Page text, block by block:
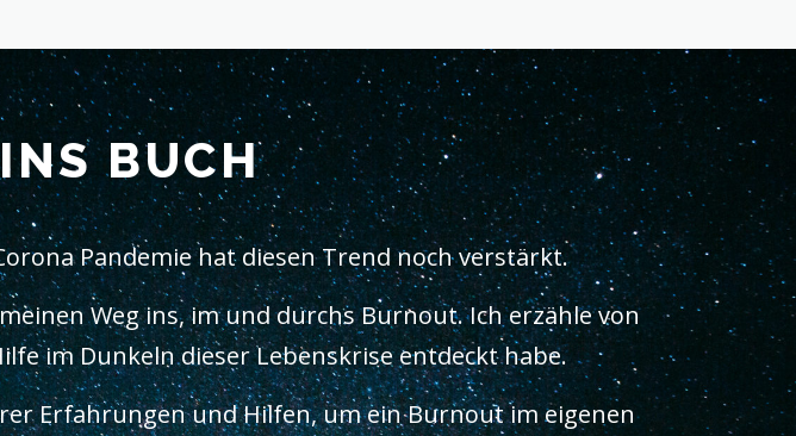
BUCH
Pandemie hat diesen Trend noch verstärkt.
Weg ins, im und durchs Burnout. Ich erzähle von
im Dunkeln dieser Lebenskrise entdeckt habe.
Erfahrungen und Hilfen, um ein Burnout im eigenen